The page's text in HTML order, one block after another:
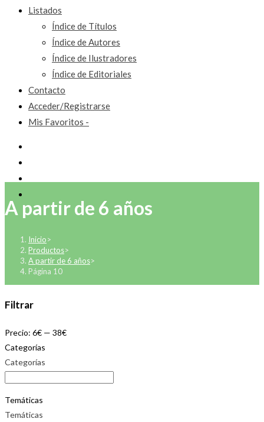
Listados
Índice de Títulos
Índice de Autores
Índice de Ilustradores
Índice de Editoriales
Contacto
Acceder/Registrarse
Mis Favoritos -
A partir de 6 años
Inicio>
Productos>
A partir de 6 años>
Página 10
Filtrar
Precio: 6€ — 38€
Categorías
Categorías
Temáticas
Temáticas